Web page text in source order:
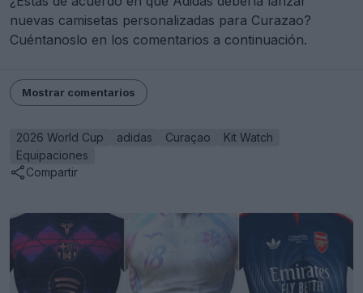
nuevas camisetas personalizadas para Curazao?
Cuéntanoslo en los comentarios a continuación.
Mostrar comentarios
2026 World Cup adidas Curaçao
Kit Watch
Equipaciones
Compartir